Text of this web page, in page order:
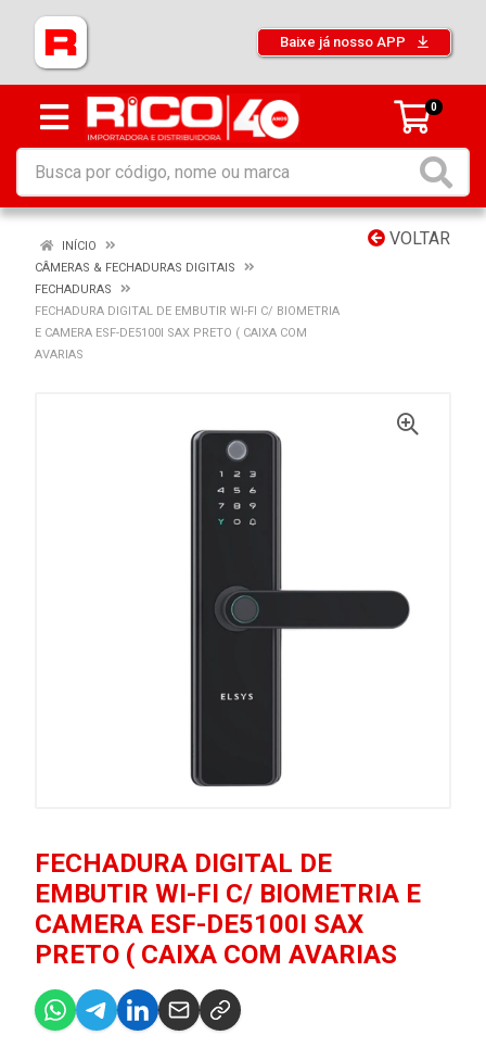
Baixe já nosso APP
0
VOLTAR
INÍCIO
CÂMERAS & FECHADURAS DIGITAIS
FECHADURAS
FECHADURA DIGITAL DE EMBUTIR WI-FI C/ BIOMETRIA
E CAMERA ESF-DE5100I SAX PRETO ( CAIXA COM
AVARIAS
FECHADURA DIGITAL DE
EMBUTIR WI-FI C/ BIOMETRIA E
CAMERA ESF-DE5100I SAX
PRETO ( CAIXA COM AVARIAS